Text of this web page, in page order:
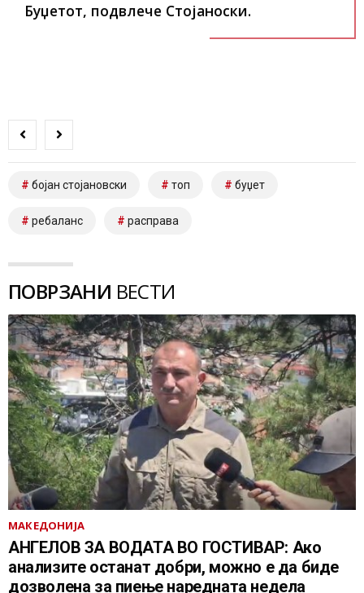
Буџетот, подвлече Стојаноски.
бојан стојановски топ буџет
ребаланс расправа
ПОВРЗАНИ ВЕСТИ
МАКЕДОНИЈА
АНГЕЛОВ ЗА ВОДАТА ВО ГОСТИВАР: Ако
анализите останат добри, можно е да биде
дозволена за пиење наредната недела